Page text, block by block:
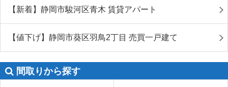
【新着】静岡市駿河区青木 賃貸アパート
【値下げ】静岡市葵区羽鳥2丁目 売買一戸建て
間取りから探す